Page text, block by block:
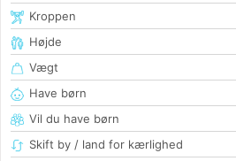
Kroppen
Højde
Vægt
Have børn
Vil du have børn
Skift by / land for kærlighed